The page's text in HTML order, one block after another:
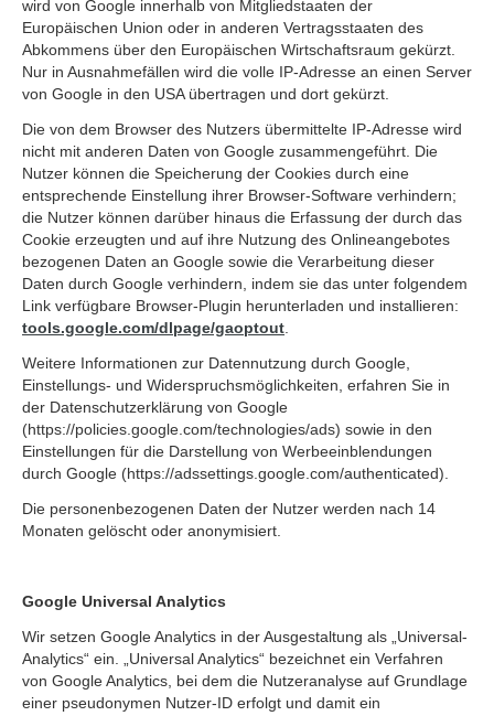
wird von Google innerhalb von Mitgliedstaaten der
Europäischen Union oder in anderen Vertragsstaaten des
Abkommens über den Europäischen Wirtschaftsraum gekürzt.
Nur in Ausnahmefällen wird die volle IP-Adresse an einen Server
von Google in den USA übertragen und dort gekürzt.
Die von dem Browser des Nutzers übermittelte IP-Adresse wird
nicht mit anderen Daten von Google zusammengeführt. Die
Nutzer können die Speicherung der Cookies durch eine
entsprechende Einstellung ihrer Browser-Software verhindern;
die Nutzer können darüber hinaus die Erfassung der durch das
Cookie erzeugten und auf ihre Nutzung des Onlineangebotes
bezogenen Daten an Google sowie die Verarbeitung dieser
Daten durch Google verhindern, indem sie das unter folgendem
Link verfügbare Browser-Plugin herunterladen und installieren:
tools.google.com/dlpage/gaoptout.
Weitere Informationen zur Datennutzung durch Google,
Einstellungs- und Widerspruchsmöglichkeiten, erfahren Sie in
der Datenschutzerklärung von Google
(https://policies.google.com/technologies/ads) sowie in den
Einstellungen für die Darstellung von Werbeeinblendungen
durch Google (https://adssettings.google.com/authenticated).
Die personenbezogenen Daten der Nutzer werden nach 14
Monaten gelöscht oder anonymisiert.
Google Universal Analytics
Wir setzen Google Analytics in der Ausgestaltung als „Universal-
Analytics“ ein. „Universal Analytics“ bezeichnet ein Verfahren
von Google Analytics, bei dem die Nutzeranalyse auf Grundlage
einer pseudonymen Nutzer-ID erfolgt und damit ein